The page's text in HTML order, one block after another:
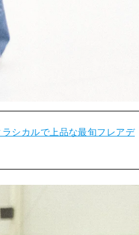
シカルで上品な最旬フレアデ